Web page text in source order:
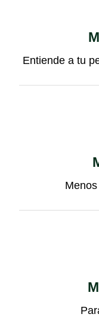
Entiende a tu